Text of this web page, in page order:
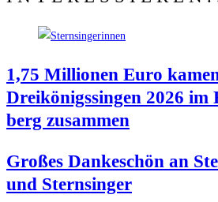
1,75 Mil­lio­nen Euro
Drei­kö­nigs­sin­gen 2026
berg zusammen
Gro­ßes Dan­ke­schön an
und Sternsinger